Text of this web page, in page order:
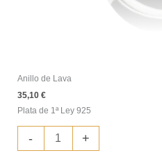
Anillo de Lava
35,10 €
Plata de 1ª Ley 925
- +